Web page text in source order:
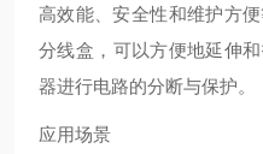
高效能、安全性和维护方
分线盒，可以方便地延伸
器进行电路的分断与保护‌。
应用场景